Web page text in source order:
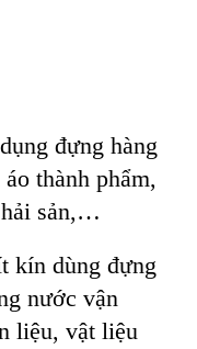
đựng hàng
thành phẩm,
hải sản,…
kín dùng đựng
nước vận
liệu, vật liệu